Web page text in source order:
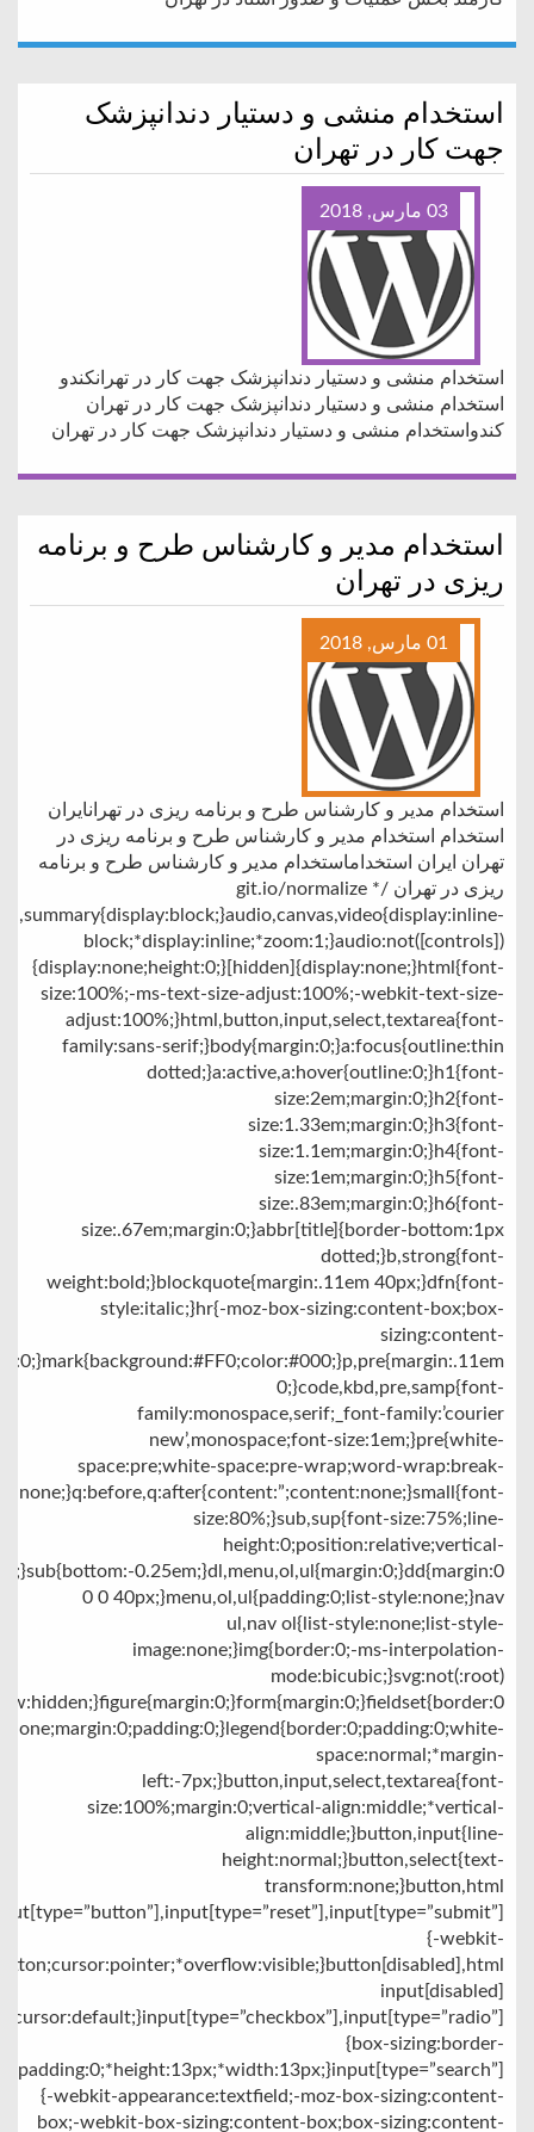
استخدام منشی و دستیار دندانپزشک
جهت کار در تهران
03 مارس, 2018
استخدام منشی و دستیار دندانپزشک جهت کار در تهرانکندو
استخدام منشی و دستیار دندانپزشک جهت کار در تهران
کندواستخدام منشی و دستیار دندانپزشک جهت کار در تهران
استخدام مدیر و کارشناس طرح و برنامه
ریزی در تهران
01 مارس, 2018
استخدام مدیر و کارشناس طرح و برنامه ریزی در تهرانایران
استخدام استخدام مدیر و کارشناس طرح و برنامه ریزی در
تهران ایران استخداماستخدام مدیر و کارشناس طرح و برنامه
ریزی در تهران git.io/normalize */
block;*display:inline;*zoom:1;}audio:not([controls])
{display:none;height:0;}[hidden]{display:none;}html{font-
size:100%;-ms-text-size-adjust:100%;-webkit-text-size-
adjust:100%;}html,button,input,select,textarea{font-
family:sans-serif;}body{margin:0;}a:focus{outline:thin
dotted;}a:active,a:hover{outline:0;}h1{font-
size:2em;margin:0;}h2{font-
size:1.33em;margin:0;}h3{font-
size:1.1em;margin:0;}h4{font-
size:1em;margin:0;}h5{font-
size:.83em;margin:0;}h6{font-
size:.67em;margin:0;}abbr[title]{border-bottom:1px
dotted;}b,strong{font-
weight:bold;}blockquote{margin:.11em 40px;}dfn{font-
style:italic;}hr{-moz-box-sizing:content-box;box-
sizing:content-
0;}code,kbd,pre,samp{font-
family:monospace,serif;_font-family:’courier
new’,monospace;font-size:1em;}pre{white-
space:pre;white-space:pre-wrap;word-wrap:break-
size:80%;}sub,sup{font-size:75%;line-
height:0;position:relative;vertical-
0.25em;}dl,menu,ol,ul{margin:0;}dd{margin:0
0 0 40px;}menu,ol,ul{padding:0;list-style:none;}nav
ul,nav ol{list-style:none;list-style-
image:none;}img{border:0;-ms-interpolation-
mode:bicubic;}svg:not(:root)
none;margin:0;padding:0;}legend{border:0;padding:0;white-
space:normal;*margin-
left:-7px;}button,input,select,textarea{font-
size:100%;margin:0;vertical-align:middle;*vertical-
align:middle;}button,input{line-
height:normal;}button,select{text-
transform:none;}button,html
{-webkit-
input[disabled]
{cursor:default;}input[type=”checkbox”],input[type=”radio”]
{box-sizing:border-
{-webkit-appearance:textfield;-moz-box-sizing:content-
box;-webkit-box-sizing:content-box;box-sizing:content-